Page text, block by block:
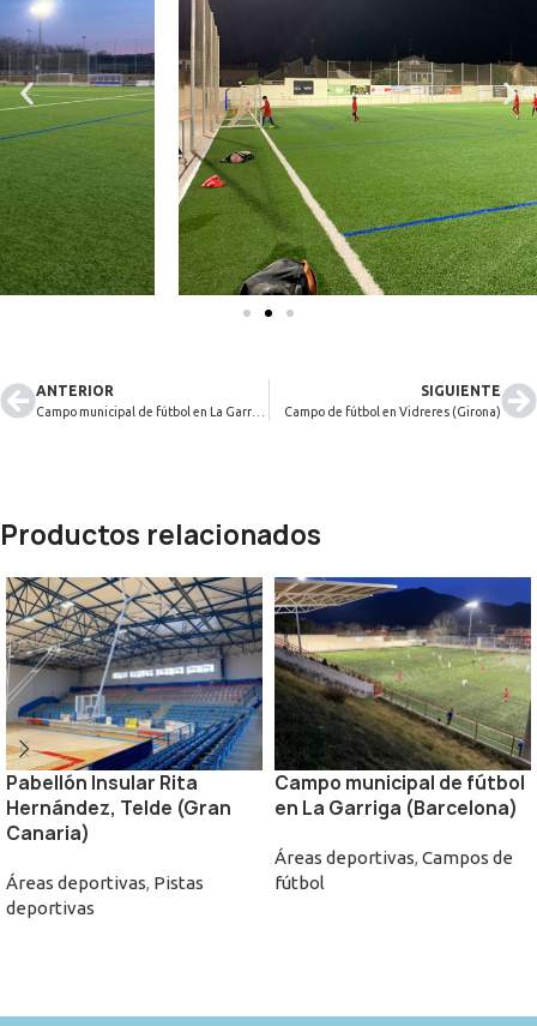
ANTERIOR SIGUIENTE
Campo de fútbol en Vidreres (Girona)
Productos relacionados
Pabellón Insular Rita
Hernández, Telde (Gran
Canaria)
Áreas deportivas, Pistas
deportivas
Campo municipal de fútbol
en La Garriga (Barcelona)
Áreas deportivas, Campos de
fútbol